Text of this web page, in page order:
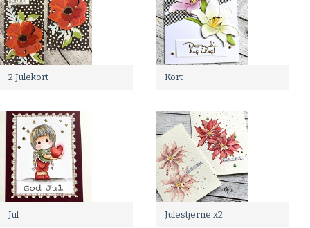
2 Julekort Kort
Jul Julestjerne x2